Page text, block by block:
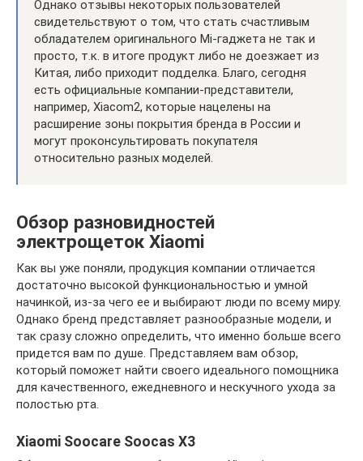
Однако отзывы некоторых пользователей
свидетельствуют о том, что стать счастливым
обладателем оригинального Mi-гаджета не так и
просто, т.к. в итоге продукт либо не доезжает из
Китая, либо приходит подделка. Благо, сегодня
есть официальные компании-представители,
например, Xiacom2, которые нацелены на
расширение зоны покрытия бренда в России и
могут проконсультировать покупателя
относительно разных моделей.
Обзор разновидностей
электрощеток Xiaomi
Как вы уже поняли, продукция компании отличается
достаточно высокой функциональностью и умной
начинкой, из-за чего ее и выбирают люди по всему миру.
Однако бренд представляет разнообразные модели, и
так сразу сложно определить, что именно больше всего
придется вам по душе. Представляем вам обзор,
который поможет найти своего идеального помощника
для качественного, ежедневного и нескучного ухода за
полостью рта.
Xiaomi Soocare Soocas X3